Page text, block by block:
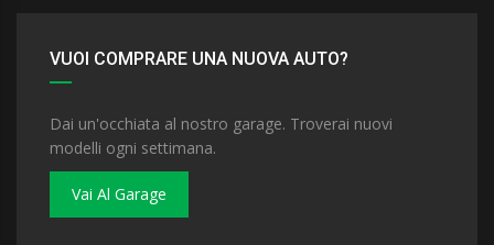
VUOI COMPRARE UNA NUOVA AUTO?
Dai un'occhiata al nostro garage. Troverai nuovi
modelli ogni settimana.
Vai Al Garage